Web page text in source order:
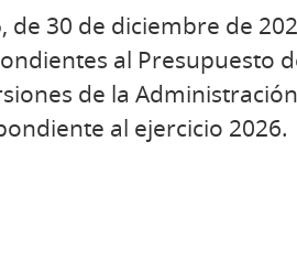
de 30 de diciembre de
al Presupuesto
de la
al ejercicio 2026.